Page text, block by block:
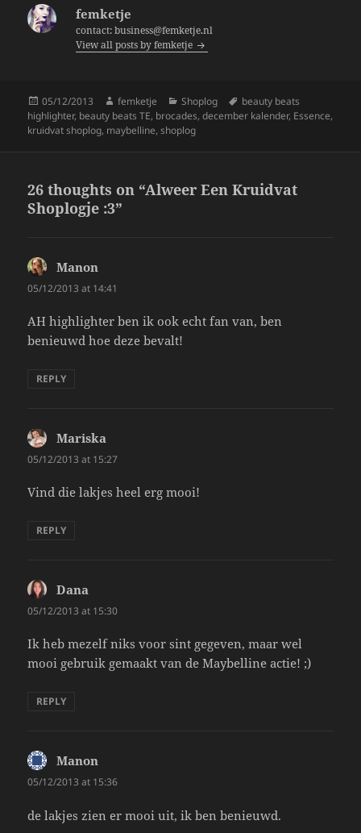
femketje
contact: business@femketje.nl
View all posts by femketje
Posted
on
05/12/2013 Author
femketje Categories
Shoplog Tags
beauty beats
highlighter, beauty beats TE, brocades,december kalender, Essence,
kruidvat shoplog, maybelline,shoplog
26 thoughts on “Alweer Een Kruidvat
Shoplogje :3”
Manon
05/12/2013 at 14:41
AH highlighter ben ik ook echt fan van, ben
benieuwd hoe deze bevalt!
REPLY
Mariska
05/12/2013 at 15:27
Vind die lakjes heel erg mooi!
REPLY
Dana
05/12/2013 at 15:30
Ik heb mezelf niks voor sint gegeven, maar wel
mooi gebruik gemaakt van de Maybelline actie! ;)
REPLY
Manon
05/12/2013 at 15:36
de lakjes zien er mooi uit, ik ben benieuwd.